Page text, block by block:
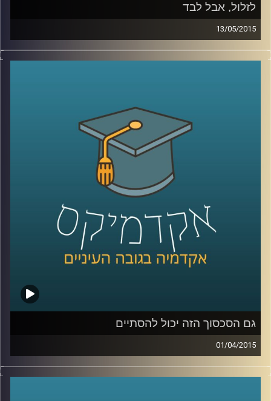
לזלול, אבל לבד
13/05/2015
ליאור זלמנסון עוסק בתרבות הוירטואלית
האם פרסום הוא המודל העסקי היחיד האפשרי?
באמנות הוא מייסד ומוביל את פסטיבל
בסינמטק חולון, העוסק בהשפעות
המהפכה הדיגיטלית על חיינו, בעיקר דרך
ייצוגים בקולנוע. ליאור מספר על השפעתה של
צפיית הזלילה על קהל הצופים ועל שיחות
המסדרון שלנו, ומשם על הצורך החברתי
בקהילתיות. עוד שוחחנו על מושג הכבדות –
מדוע הפכה הקלילות כה פופולארית, אולי כדאי
שנהיה קצת כבדים?
גם הסכסוך הזה יכול להסתיים
01/04/2015
דיקן ביה"ס לפסיכולוגיה, פרופסור עירן הלפרין,